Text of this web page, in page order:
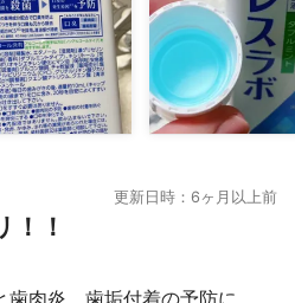
更新日時：6ヶ月以上前
！！
肉炎、歯垢付着の予防に。